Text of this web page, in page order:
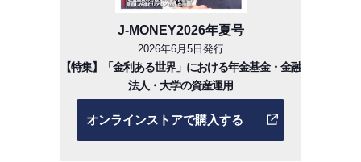
J-MONEY2026年夏号
2026年6月5日発行
【特集】「金利ある世界」における年金基金・金融
法人・大学の資産運用
オンラインストアで購入する